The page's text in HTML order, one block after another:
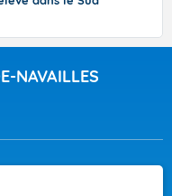
NAVAILLES